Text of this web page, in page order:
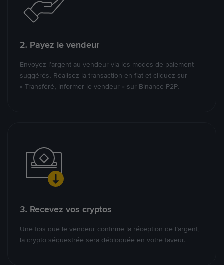
2. Payez le vendeur
Envoyez l’argent au vendeur via les modes de paiement
suggérés. Réalisez la transaction en fiat et cliquez sur
« Transféré, informer le vendeur » sur Binance P2P.
3. Recevez vos cryptos
Une fois que le vendeur confirme la réception de l’argent,
la crypto séquestrée sera débloquée en votre faveur.